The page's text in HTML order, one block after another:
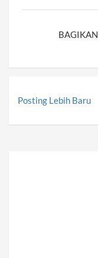
BAGIKAN
Posting Lebih Baru